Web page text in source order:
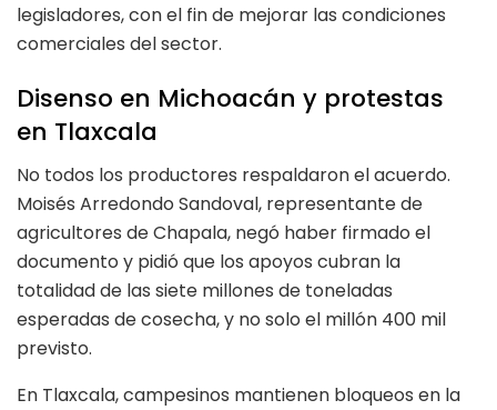
legisladores, con el fin de mejorar las condiciones
comerciales del sector.
Disenso en Michoacán y protestas
en Tlaxcala
No todos los productores respaldaron el acuerdo.
Moisés Arredondo Sandoval, representante de
agricultores de Chapala, negó haber firmado el
documento y pidió que los apoyos cubran la
totalidad de las siete millones de toneladas
esperadas de cosecha, y no solo el millón 400 mil
previsto.
En Tlaxcala, campesinos mantienen bloqueos en la